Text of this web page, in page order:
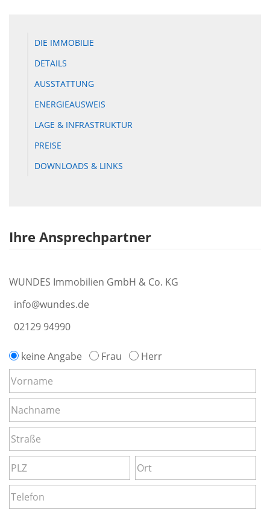
DIE IMMOBILIE
DETAILS
AUSSTATTUNG
ENERGIEAUSWEIS
LAGE & INFRASTRUKTUR
PREISE
DOWNLOADS & LINKS
Ihre Ansprechpartner
WUNDES Immobilien GmbH & Co. KG
info@wundes.de
02129 94990
keine Angabe Frau Herr